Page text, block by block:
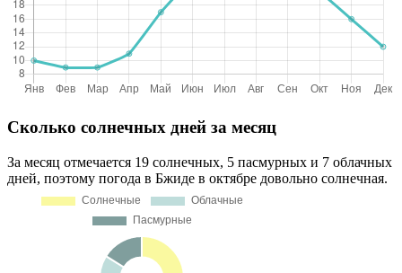
Сколько солнечных дней за месяц
За месяц отмечается 19 солнечных, 5 пасмурных и 7 облачных
дней, поэтому погода в Бжиде в октябре довольно солнечная.